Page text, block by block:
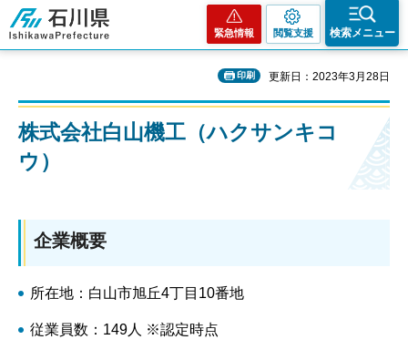
石川県
緊急情報 閲覧支援 検索メニュー
印刷 更新日：2023年3月28日
株式会社白山機工（ハクサンキコ
ウ）
企業概要
所在地：白山市旭丘4丁目10番地
従業員数：149人 ※認定時点